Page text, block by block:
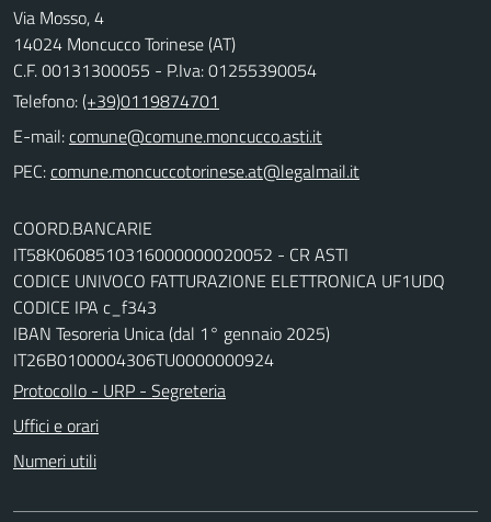
Via Mosso, 4
14024 Moncucco Torinese (AT)
C.F. 00131300055 - P.Iva: 01255390054
Telefono:(+39)0119874701
E-mail:comune@comune.moncucco.asti.it
PEC:comune.moncuccotorinese.at@legalmail.it
COORD.BANCARIE
IT58K0608510316000000020052 - CR ASTI
CODICE UNIVOCO FATTURAZIONE ELETTRONICA UF1UDQ
CODICE IPA c_f343
IBAN Tesoreria Unica (dal 1° gennaio 2025)
IT26B0100004306TU0000000924
Protocollo - URP - Segreteria
Uffici e orari
Numeri utili